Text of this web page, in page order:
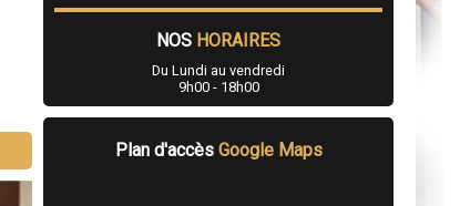
NOS HORAIRES
Du Lundi au vendredi
9h00 - 18h00
Plan d'accès Google Maps